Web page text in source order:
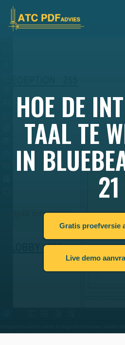
Skip
the
main
HOE DE
TAAL TE
IN
21
Gratis proefversie
Live demo